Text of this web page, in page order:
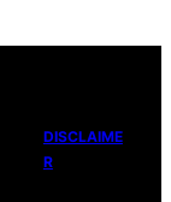
DISCLAIME
R